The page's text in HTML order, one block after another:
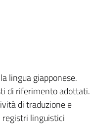
lingua giapponese.
di riferimento adottati.
di traduzione e
linguistici